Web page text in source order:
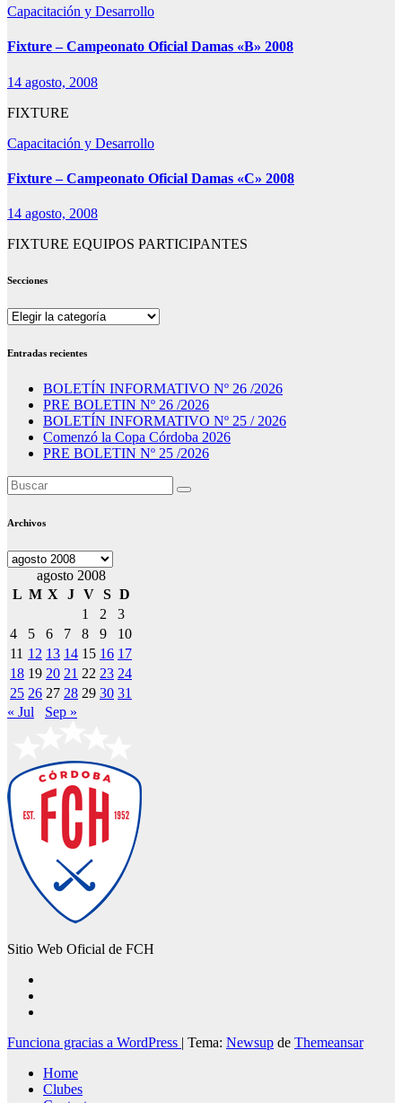
Capacitación y Desarrollo
Fixture – Campeonato Oficial Damas «B» 2008
14 agosto, 2008
FIXTURE
Capacitación y Desarrollo
Fixture – Campeonato Oficial Damas «C» 2008
14 agosto, 2008
FIXTURE EQUIPOS PARTICIPANTES
Secciones
Secciones
Entradas recientes
BOLETÍN INFORMATIVO Nº 26 /2026
PRE BOLETIN Nº 26 /2026
BOLETÍN INFORMATIVO Nº 25 / 2026
Comenzó la Copa Córdoba 2026
PRE BOLETIN Nº 25 /2026
Archivos
Archivos
agosto 2008
L M X J V S D
1
2
3
4
5 6 7 8 9
10
11 12 13 14 15 16 17
18 19 20 21 22 23 24
25 26 27 28 29 30 31
« Jul
Sep »
Sitio Web Oficial de FCH
Funciona gracias a WordPress | Tema: Newsup de Themeansar
Home
Clubes